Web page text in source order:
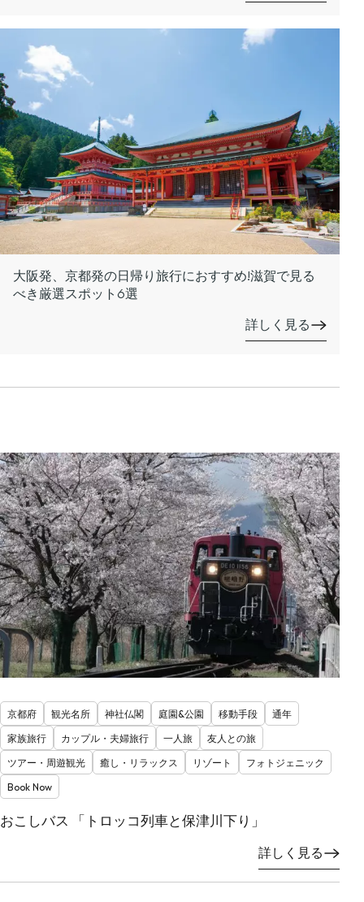
大阪発、京都発の日帰り旅行におすすめ!滋賀で見る
べき厳選スポット6選
詳しく見る
京都府 観光名所 神社仏閣 庭園&公園 移動手段
通年
家族旅行
カップル・夫婦旅行 一人旅
友人との旅
ツアー・周遊観光
癒し・リラックス リゾート
フォトジェニック
Book Now
おこしバス 「トロッコ列車と保津川下り」
詳しく見る